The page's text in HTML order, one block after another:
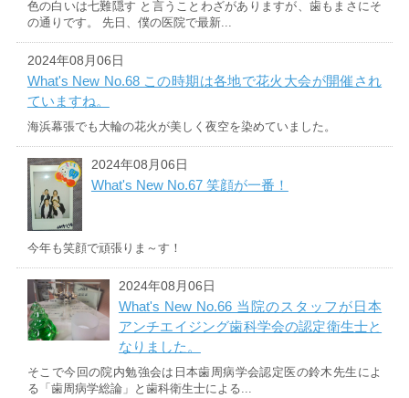
色の白いは七難隠す と言うことわざがありますが、歯もまさにそ
の通りです。 先日、僕の医院で最新...
2024年08月06日
What's New No.68 この時期は各地で花火大会が開催され
ていますね。
海浜幕張でも大輪の花火が美しく夜空を染めていました。
2024年08月06日
What's New No.67 笑顔が一番！
今年も笑顔で頑張りま～す！
2024年08月06日
What's New No.66 当院のスタッフが日本
アンチエイジング歯科学会の認定衛生士と
なりました。
そこで今回の院内勉強会は日本歯周病学会認定医の鈴木先生によ
る「歯周病学総論」と歯科衛生士による...